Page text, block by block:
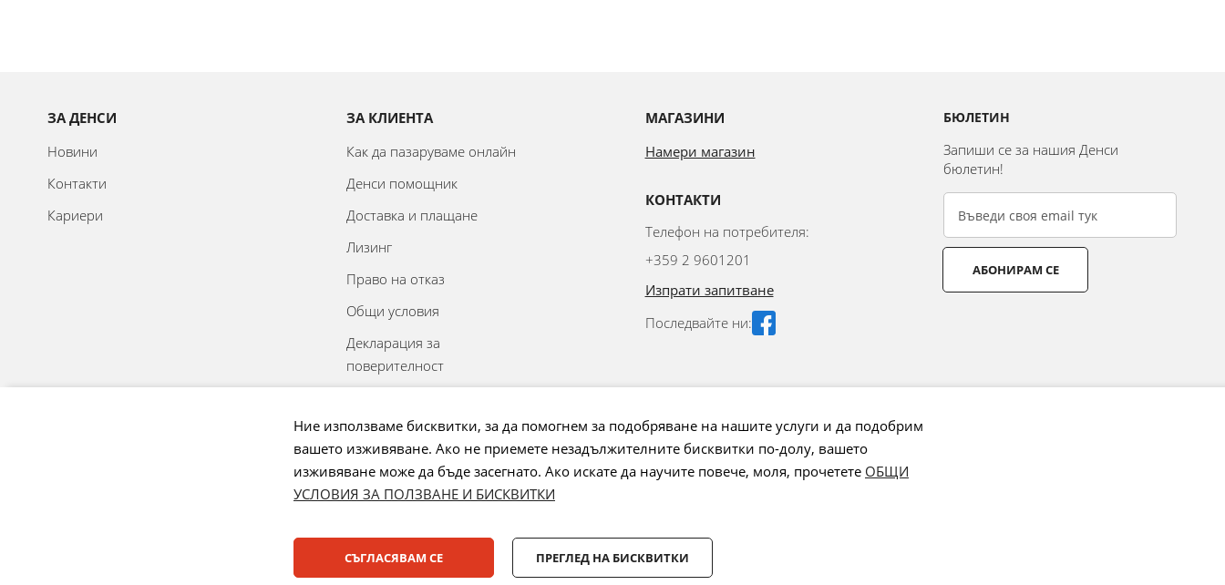
ЗА ДЕНСИ
Новини
Контакти
Кариери
ЗА КЛИЕНТА
Как да пазаруваме онлайн
Денси помощник
Доставка и плащане
Лизинг
Право на отказ
Общи условия
Декларация за
поверителност
спорове
Управление на бисквитки
МАГАЗИНИ
Намери магазин
КОНТАКТИ
Телефон на потребителя:
+359 2 9601201
Изпрати запитване
Последвайте ни:
БЮЛЕТИН
Запиши се за нашия Денси
бюлетин!
АБОНИРАМ СЕ
Лизинг:
Ние използваме бисквитки, за да помогнем за подобряване на нашите услуги и да подобрим
вашето изживяване. Ако не приемете незадължителните бисквитки по-долу, вашето
изживяване може да бъде засегнато. Ако искате да научите повече, моля, прочетете ОБЩИ
УСЛОВИЯ ЗА ПОЛЗВАНЕ И БИСКВИТКИ
СЪГЛАСЯВАМ СЕ ПРЕГЛЕД НА БИСКВИТКИ